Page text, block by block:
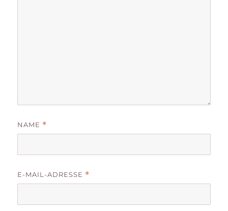
NAME *
E-MAIL-ADRESSE *